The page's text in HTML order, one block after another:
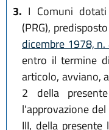
3. I Comuni
(PRG),
dicembre 1978, n.
entro il termine
articolo, avviano,
2 della
l'approvazione
III, della